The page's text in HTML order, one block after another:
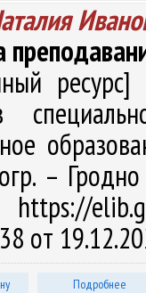
–
https://
от
Подробнее